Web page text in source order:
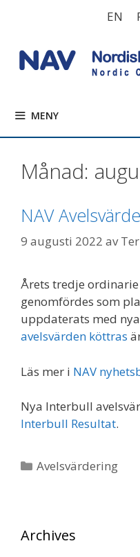
EN
MENY
Månad:
NAV
9 augusti 2022 av
Årets tredje
genomfördes som
uppdaterats med nya
avelsvärden köttras
Läs mer i NAV
Nya Interbull
Interbull Resultat.
Kategorier
Avelsvärdering
Archives